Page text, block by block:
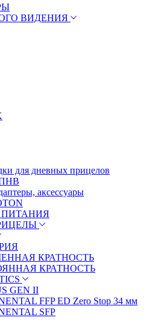
ВИДЕНИЯ
для дневных прицелов
ПНВ
аксессуары
КРАТНОСТЬ
КРАТНОСТЬ
GEN II
FFP ED Zero Stop 34 мм
SFP